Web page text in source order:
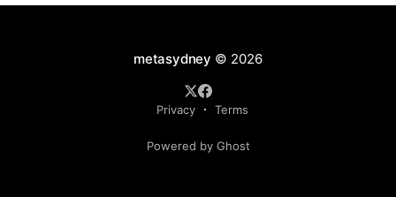
metasydney © 2026
Privacy Terms
Powered by Ghost